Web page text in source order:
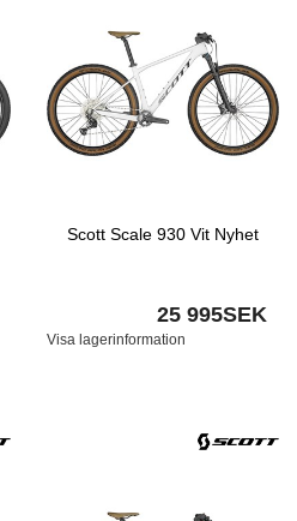
Scott Scale 930 Vit Nyhet
25 995SEK
Visa lagerinformation